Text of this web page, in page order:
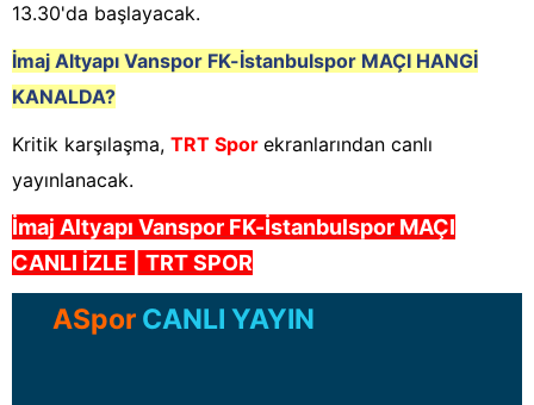
13.30'da başlayacak.
İmaj Altyapı Vanspor FK-İstanbulspor MAÇI HANGİ
KANALDA?
Kritik karşılaşma, TRT Spor ekranlarından canlı
yayınlanacak.
İmaj Altyapı Vanspor FK-İstanbulspor MAÇI
CANLI İZLE | TRT SPOR
ASpor CANLI YAYIN